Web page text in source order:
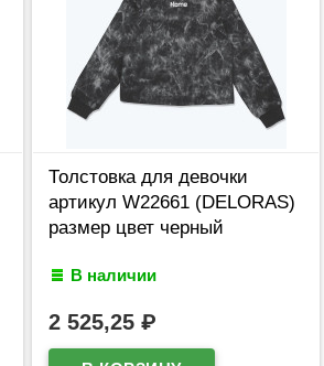
Толстовка для девочки
артикул W22661 (DELORAS)
размер цвет черный
В наличии
2 525,25₽